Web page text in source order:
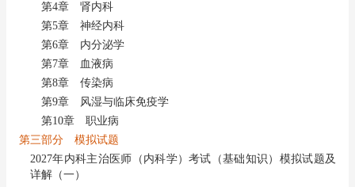
第4章 肾内科
第5章 神经内科
第6章 内分泌学
第7章 血液病
第8章 传染病
第9章 风湿与临床免疫学
第10章 职业病
第三部分 模拟试题
2027年内科主治医师（内科学）考试（基础知识）模拟试题及
详解（一）